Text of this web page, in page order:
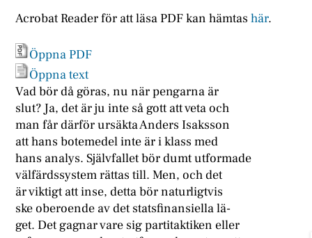
Acrobat Reader för att läsa PDF kan hämtashär.
Öppna PDF
Öppna text
Vad bör då göras, nu när pengarna är
slut? Ja, det är ju inte så gott att veta och
man får därför ursäkta Anders Isaksson
att hans botemedel inte är i klass med
hans analys. Självfallet bör dumt utformade
välfärdssystem rättas till. Men, och det
är viktigt att inse, detta bör naturligtvis
ske oberoende av det statsfinansiella lä-
get. Det gagnar vare sig partitaktiken eller